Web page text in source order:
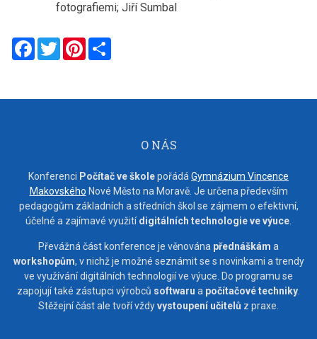
fotografiemi; Jiří Sumbal
Facebook
TwitterPinterest
O NÁS
Konferenci Počítač ve školepořádá Gymnázium Vincence
Makovského Nové Město na Moravě. Je určena především
pedagogům základních a středních škol se zájmem o efektivní,
účelné a zajímavé využitídigitálních technologie ve výuce
Převážná část konference je věnována přednáškám a
workshopům, v nichž je možné seznámit se s novinkami a trendy
ve využívání digitálních technologií ve výuce. Do programu se
zapojují také zástupci výrobců softwaru a počítačové techniky
Stěžejní část ale tvoří vždyvystoupení učitelů z praxe.